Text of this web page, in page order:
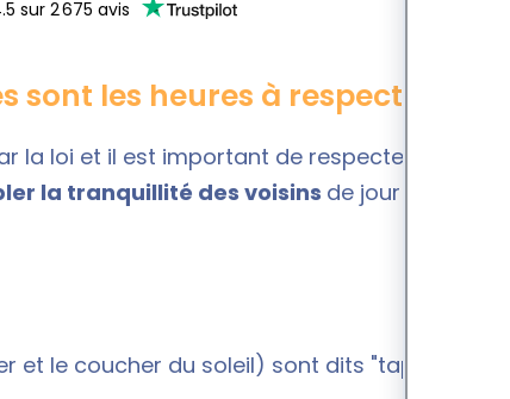
sur 2 675 avis
les heures à respecter ?
la loi et il est important de respecter certains
la tranquillité des voisins de jour comme de
et le coucher du soleil) sont dits "tapages